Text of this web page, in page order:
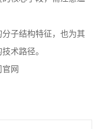
子结构特征，也为其
术路径。
网